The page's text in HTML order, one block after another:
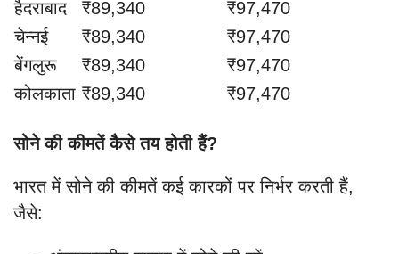
हैदराबाद
₹89,340
₹97,470
चेन्नई
₹89,340
₹97,470
बेंगलुरू
₹89,340
₹97,470
कोलकाता ₹89,340 ₹97,470
सोने की कीमतें कैसे तय होती हैं?
भारत में सोने की कीमतें कई कारकों पर निर्भर करती हैं,
जैसे: